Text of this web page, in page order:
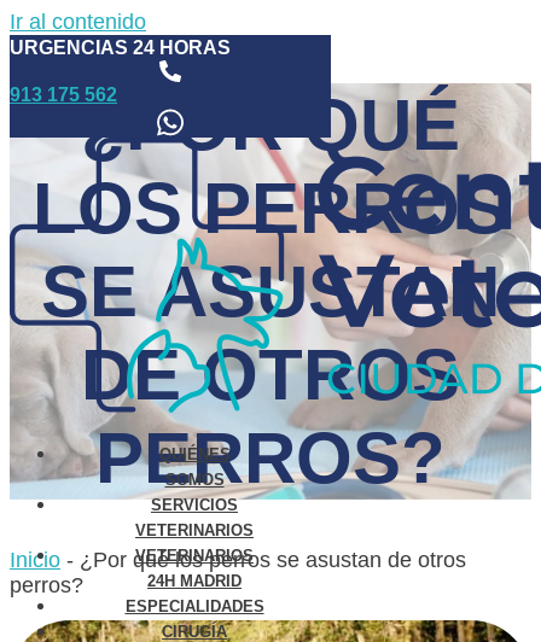
Ir al contenido
URGENCIAS 24 HORAS
913 175 562
QUIÉNES
SOMOS
SERVICIOS
VETERINARIOS
VETERINARIOS
24H MADRID
ESPECIALIDADES
CIRUGÍA
¿POR QUÉ
LOS PERROS
SE ASUSTAN
DE OTROS
PERROS?
Inicio - ¿Por qué los perros se asustan de otros
perros?